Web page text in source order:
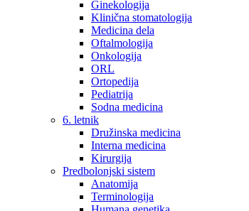
Ginekologija
Klinična stomatologija
Medicina dela
Oftalmologija
Onkologija
ORL
Ortopedija
Pediatrija
Sodna medicina
6. letnik
Družinska medicina
Interna medicina
Kirurgija
Predbolonjski sistem
Anatomija
Terminologija